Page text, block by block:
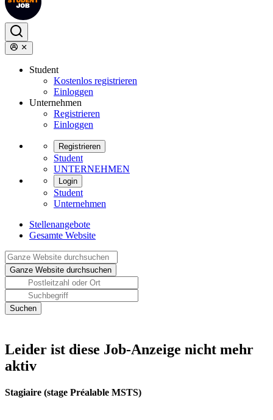
Student
Kostenlos registrieren
Einloggen
Unternehmen
Registrieren
Einloggen
Registrieren
Student
UNTERNEHMEN
Login
Student
Unternehmen
Stellenangebote
Gesamte Website
Leider ist diese Job-Anzeige nicht mehr
aktiv
Stagiaire (stage Préalable MSTS)